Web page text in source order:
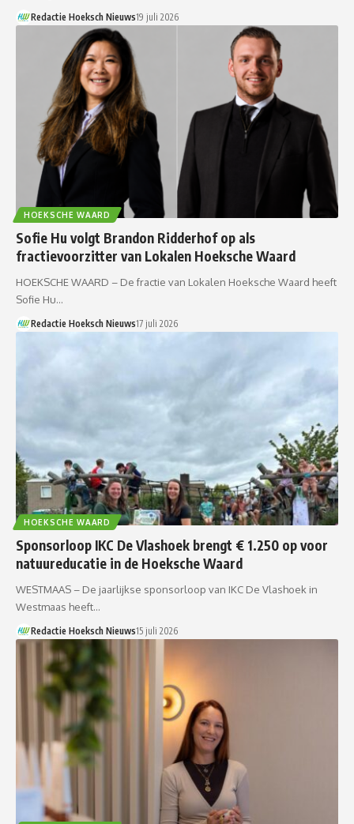
Redactie Hoeksch Nieuws19 juli 2026
HOEKSCHE WAARD
Sofie Hu volgt Brandon Ridderhof op als
fractievoorzitter van Lokalen Hoeksche Waard
HOEKSCHE WAARD – De fractie van Lokalen Hoeksche Waard heeft
Sofie Hu…
Redactie Hoeksch Nieuws17 juli 2026
HOEKSCHE WAARD
Sponsorloop IKC De Vlashoek brengt € 1.250 op voor
natuureducatie in de Hoeksche Waard
WESTMAAS – De jaarlijkse sponsorloop van IKC De Vlashoek in
Westmaas heeft…
Redactie Hoeksch Nieuws15 juli 2026